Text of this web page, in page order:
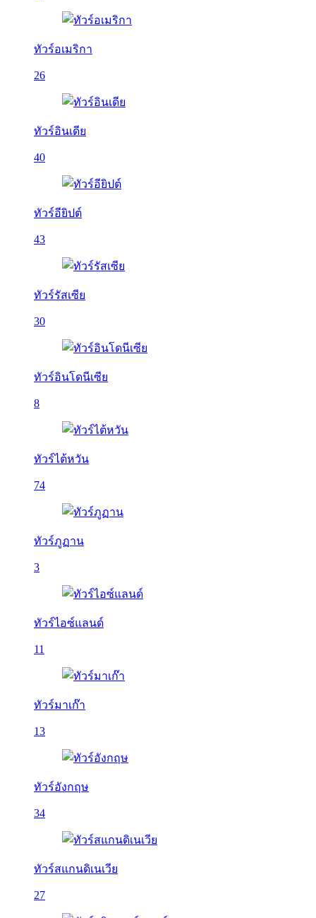
ทัวร์อเมริกา
26
ทัวร์อินเดีย
40
ทัวร์อียิปต์
43
ทัวร์รัสเซีย
30
ทัวร์อินโดนีเซีย
8
ทัวร์ไต้หวัน
74
ทัวร์ภูฏาน
3
ทัวร์ไอซ์แลนด์
11
ทัวร์มาเก๊า
13
ทัวร์อังกฤษ
34
ทัวร์สแกนดิเนเวีย
27